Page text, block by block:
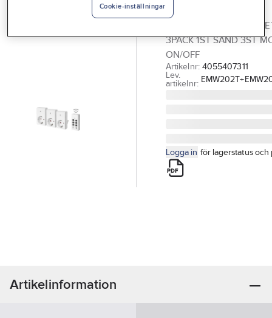
FJÄRRSTRÖMBRYTAR
3PACK 1ST SÄND 3ST
ON/OFF
Artikelnr: 4055407311
Lev.
artikelnr:
Logga in för lagerstatus och
Artikelinformation
Cookie-inställningar